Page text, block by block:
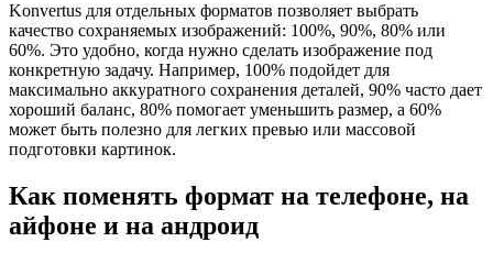
Konvertus для отдельных форматов позволяет выбрать
качество сохраняемых изображений: 100%, 90%, 80% или
60%. Это удобно, когда нужно сделать изображение под
конкретную задачу. Например, 100% подойдет для
максимально аккуратного сохранения деталей, 90% часто дает
хороший баланс, 80% помогает уменьшить размер, а 60%
может быть полезно для легких превью или массовой
подготовки картинок.
Как поменять формат на телефоне, на
айфоне и на андроид